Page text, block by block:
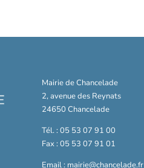
Mairie de Chancelade
2, avenue des Reynats
24650 Chancelade
Tél. : 05 53 07 91 00
Fax : 05 53 07 91 01
Email : mairie@chancelade.fr